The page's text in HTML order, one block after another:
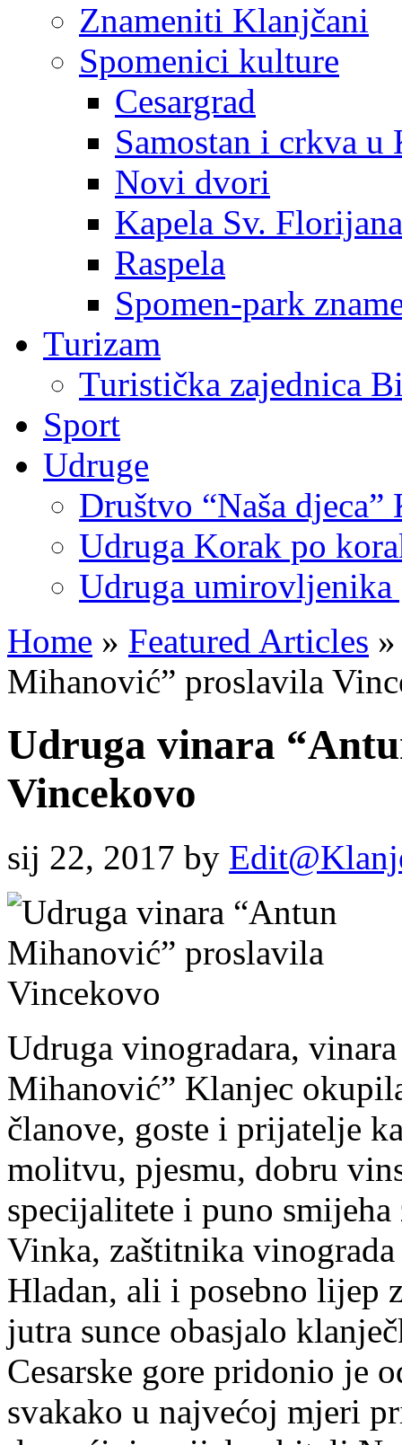
Znameniti Klanjčani
Spomenici kulture
Cesargrad
Samostan i crkva u
Novi dvori
Kapela Sv. Florijana
Raspela
Spomen-park
Turizam
Turistička zajednica
Sport
Udruge
Društvo “Naša djeca”
Udruga Korak po
Udruga umirovljenika
Home » Featured Articles »
Mihanović” proslavila
Udruga vinara
Vincekovo
sij 22, 2017 by
Udruga vinogradara,
Mihanović” Klanjec
članove, goste i prijatelje
molitvu, pjesmu, dobru
specijalitete i puno
Vinka, zaštitnika
Hladan, ali i posebno lijep
jutra sunce obasjalo
Cesarske gore pridonio je
svakako u najvećoj mjeri